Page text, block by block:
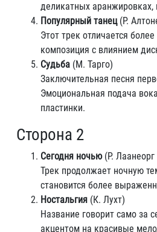
деликатных
Популярный танец(Р.
Этот трек отличается
композиция с влиянием
Судьба (М. Тарго)
Заключительная песня
Эмоциональная подача
пластинки.
Сторона 2
Сегодня ночью(Р.
Трек продолжает ночную
становится более
Ностальгия (К. Лухт)
Название говорит само за
акцентом на красивые